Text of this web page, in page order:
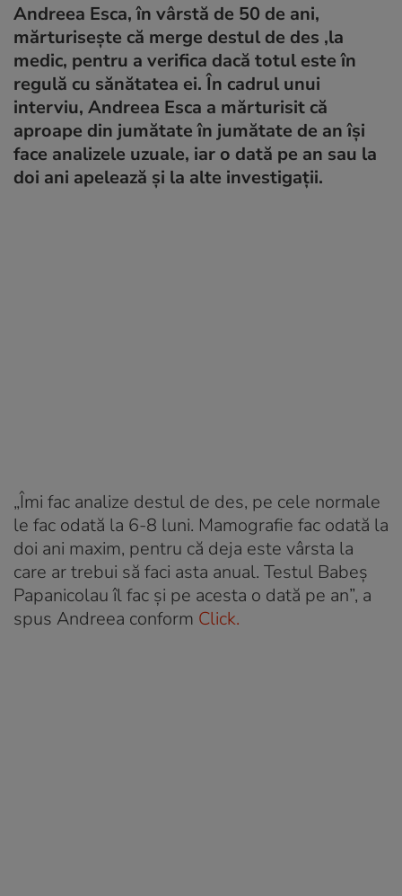
Andreea Esca, în vârstă de 50 de ani,
mărturisește că merge destul de des ,la
medic, pentru a verifica dacă totul este în
regulă cu sănătatea ei. În cadrul unui
interviu, Andreea Esca a mărturisit că
aproape din jumătate în jumătate de an își
face analizele uzuale, iar o dată pe an sau la
doi ani apelează și la alte investigații.
„Îmi fac analize destul de des, pe cele normale
le fac odată la 6-8 luni. Mamografie fac odată la
doi ani maxim, pentru că deja este vârsta la
care ar trebui să faci asta anual. Testul Babeș
Papanicolau îl fac și pe acesta o dată pe an”, a
spus Andreea conform Click.